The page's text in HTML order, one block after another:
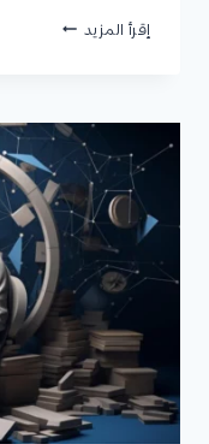
إقرأ المزيد اسهل
وكيفية
التقديم
ومدة
الدراسة
ومتوسط
الرسوم
الدراسية
للطلاب
الدوليين